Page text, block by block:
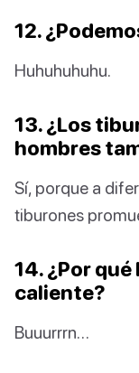
12.
Huhuhuhuhu.
13. ¿Los
hombres
Sí, porque a
tiburones
14. ¿Por qué
caliente?
Buuurrrn…